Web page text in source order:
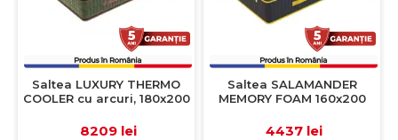
Saltea LUXURY THERMO
COOLER cu arcuri, 180x200
8209 lei
Saltea SALAMANDER
MEMORY FOAM 160x200
memorie
4437 lei